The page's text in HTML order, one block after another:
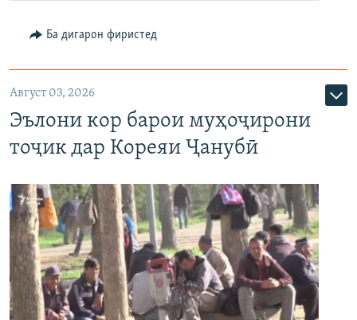
Ба дигарон фиристед
Август 03, 2026
Эълони кор барои муҳоҷирони
тоҷик дар Кореяи Ҷанубӣ